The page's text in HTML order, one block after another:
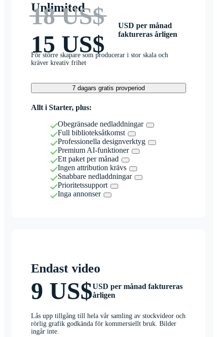
Unlimited
18 US$
15 US$
USD per månad
faktureras årligen
För större skapare som producerar i stor skala och
kräver kreativ frihet
7 dagars gratis provperiod
Allt i Starter, plus:
Obegränsade nedladdningar
Full biblioteksåtkomst
Professionella designverktyg
Premium AI-funktioner
Ett paket per månad
Ingen attribution krävs
Snabbare nedladdningar
Prioritetssupport
Inga annonser
Endast video
9 US$USD per månad faktureras
årligen
Lås upp tillgång till hela vår samling av stockvideor och
rörlig grafik godkända för kommersiellt bruk. Bilder
ingår inte.